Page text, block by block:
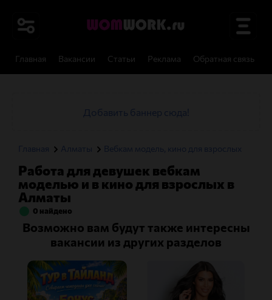
Главная Вакансии Статьи Реклама Обратная связь
Добавить баннер сюда!
Главная Алматы Вебкам модель, кино для взрослых
Работа для девушек вебкам
моделью и в кино для взрослых в
Алматы
0 найдено
Возможно вам будут также интересны
вакансии из других разделов